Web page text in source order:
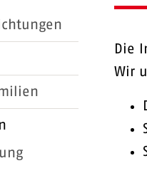
Die
Wir